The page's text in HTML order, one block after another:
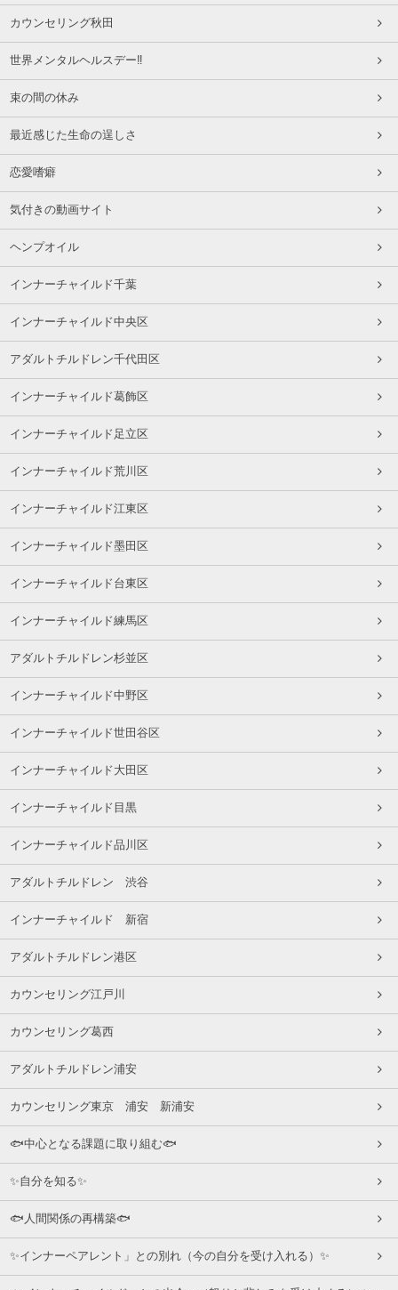
カウンセリング秋田
世界メンタルヘルスデー‼️
束の間の休み
最近感じた生命の逞しさ
恋愛嗜癖
気付きの動画サイト
ヘンプオイル
インナーチャイルド千葉
インナーチャイルド中央区
アダルトチルドレン千代田区
インナーチャイルド葛飾区
インナーチャイルド足立区
インナーチャイルド荒川区
インナーチャイルド江東区
インナーチャイルド墨田区
インナーチャイルド台東区
インナーチャイルド練馬区
アダルトチルドレン杉並区
インナーチャイルド中野区
インナーチャイルド世田谷区
インナーチャイルド大田区
インナーチャイルド目黒
インナーチャイルド品川区
アダルトチルドレン 渋谷
インナーチャイルド 新宿
アダルトチルドレン港区
カウンセリング江戸川
カウンセリング葛西
アダルトチルドレン浦安
カウンセリング東京 浦安 新浦安
🐟中心となる課題に取り組む🐟
✨自分を知る✨
🐟人間関係の再構築🐟
✨インナーペアレント」との別れ（今の自分を受け入れる）✨